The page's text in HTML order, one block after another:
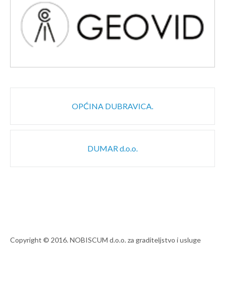
navigationOPĆINA DUBRAVICA.
DUMAR d.o.o.
Copyright © 2016. NOBISCUM d.o.o. za graditeljstvo i usluge